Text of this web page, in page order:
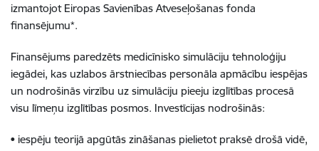
izmantojot Eiropas Savienības Atveseļošanas fonda
finansējumu*.
Finansējums paredzēts medicīnisko simulāciju tehnoloģiju
iegādei, kas uzlabos ārstniecības personāla apmācību iespējas
un nodrošinās virzību uz simulāciju pieeju izglītības procesā
visu līmeņu izglītības posmos. Investīcijas nodrošinās:
• iespēju teorijā apgūtās zināšanas pielietot praksē drošā vidē,